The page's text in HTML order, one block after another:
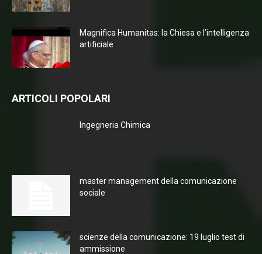
Magnifica Humanitas: la Chiesa e l’intelligenza
artificiale
ARTICOLI POPOLARI
Ingegneria Chimica
master management della comunicazione
sociale
scienze della comunicazione: 19 luglio test di
ammissione